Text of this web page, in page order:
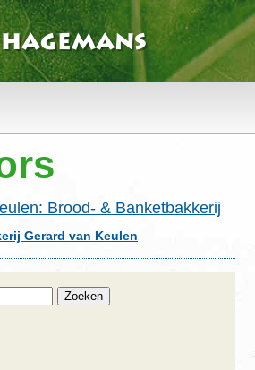
Gerard van Keulen